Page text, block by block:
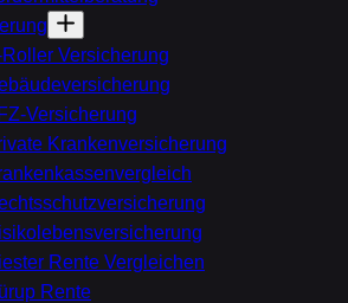
Roller Versicherung
Versicherung
Krankenversicherung
Rente Vergleichen
Rente